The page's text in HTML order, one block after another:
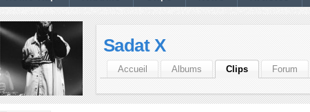
Sadat X
Accueil Albums Clips Forum